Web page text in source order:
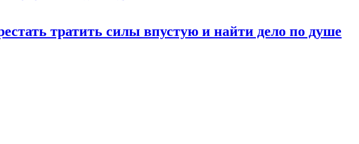
тратить силы впустую и найти дело по душе